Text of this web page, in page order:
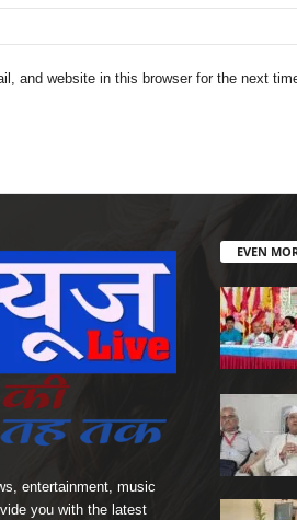
and website in this browser for the next
entertainment, music
you with the latest
EVEN